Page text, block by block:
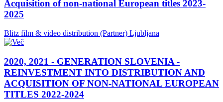
Acquisition of non-national European titles 2023-
2025
Blitz film & video distribution (Partner) Ljubljana
2020, 2021 - GENERATION SLOVENIA -
REINVESTMENT INTO DISTRIBUTION AND
ACQUISITION OF NON-NATIONAL EUROPEAN
TITLES 2022-2024